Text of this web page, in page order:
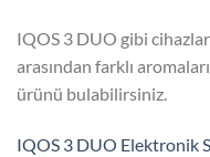
IQOS 3 DUO gibi
arasından farklı
ürünü bulabilirsiniz.
IQOS 3 DUO Elektronik